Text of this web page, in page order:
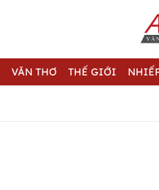
VĂN THƠ THẾ GIỚI